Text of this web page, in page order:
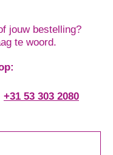
jouw bestelling?
te woord.
+31 53 303 2080